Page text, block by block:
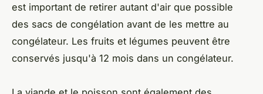
est important de retirer autant d'air que possible
des sacs de congélation avant de les mettre au
congélateur. Les fruits et légumes peuvent être
conservés jusqu'à 12 mois dans un congélateur.